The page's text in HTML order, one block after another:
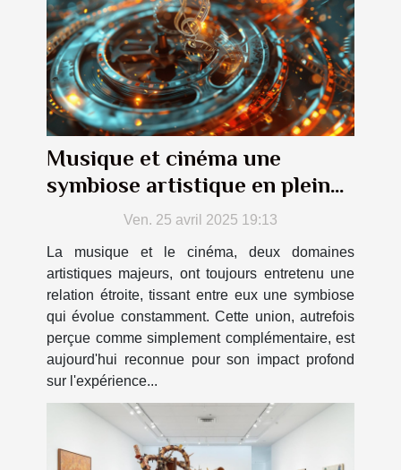
Musique et cinéma une
symbiose artistique en pleine
transformation
Ven. 25 avril 2025 19:13
La musique et le cinéma, deux domaines
artistiques majeurs, ont toujours entretenu une
relation étroite, tissant entre eux une symbiose
qui évolue constamment. Cette union, autrefois
perçue comme simplement complémentaire, est
aujourd'hui reconnue pour son impact profond
sur l'expérience...